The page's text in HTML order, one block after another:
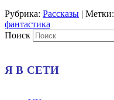
Рубрика: Рассказы | Метки:
фантастика
Поиск
Я В СЕТИ